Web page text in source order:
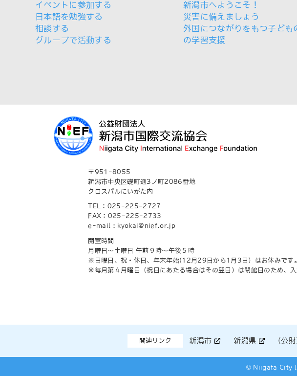
イベントに参加する
日本語を勉強する
相談する
グループで活動する
新潟市へようこそ！
災害に備えましょう
外国につながりをもつ子ども
の学習支援
〒951-8055
新潟市中央区礎町通3ノ町2086番地
クロスパルにいがた内
TEL：025-225-2727
FAX：025-225-2733
e-mail : kyokai@nief.or.jp
開室時間
月曜日～土曜日 午前９時～午後５時
※日曜日、祝・休日、年末年始(12月29日から1月3日）はお休みです。
※毎月第４月曜日（祝日にあたる場合はその翌日）は閉館日のため、入
関連リンク 新潟市 新潟県 (公
© Niigata City